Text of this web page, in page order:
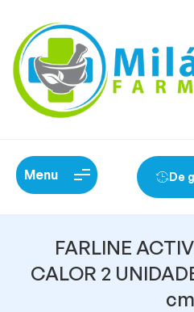
Menu De
FARLINE
CALOR 2
cm